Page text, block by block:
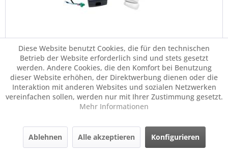
Datalogic Netzteil
Netzteil, inkl.: Plugs (EU, UK, US), passend für: 1-Fach Lade-/
Übertragungsstation
40,28 € *
Nettopreis: 33,85 €
Diese Website benutzt Cookies, die für den technischen
Betrieb der Website erforderlich sind und stets gesetzt
werden. Andere Cookies, die den Komfort bei Benutzung
dieser Website erhöhen, der Direktwerbung dienen oder die
Interaktion mit anderen Websites und sozialen Netzwerken
vereinfachen sollen, werden nur mit Ihrer Zustimmung gesetzt.
Mehr Informationen
Ablehnen Alle akzeptieren Konfigurieren